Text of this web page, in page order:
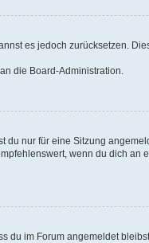
es jedoch zurücksetzen.
die Board-Administration.
nur für eine Sitzung
wenn du dich
du im Forum angemeldet